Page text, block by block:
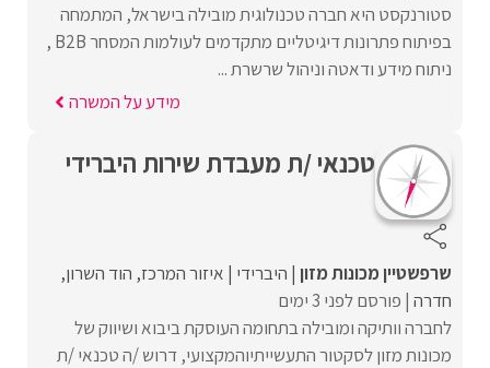
סטורנקסט היא חברה טכנולוגית מובילה בישראל, המתמחה
בפיתוח פתרונות דיגיטליים מתקדמים לעולמות המסחר B2B ,
ניתוח מידע ודאטה וניהול שרשרת ...
מידע על המשרה
טכנאי /ת מעבדת שירות היברידי
שרפשטיין מכונות מזון היברידי איזור המרכז הוד השרון
חדרה פורסם לפני 3 ימים
לחברה וותיקה ומובילה בתחומה העוסקת ביבוא ושיווק של
מכונות מזון לסקטור התעשייתיוהמקצועי, דרוש /ה טכנאי /ת